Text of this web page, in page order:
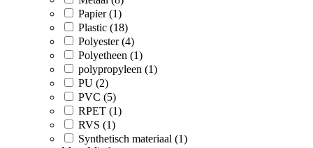
Papier (1)
Plastic (18)
Polyester (4)
Polyetheen (1)
polypropyleen (1)
PU (2)
PVC (5)
RPET (1)
RVS (1)
Synthetisch materiaal (1)